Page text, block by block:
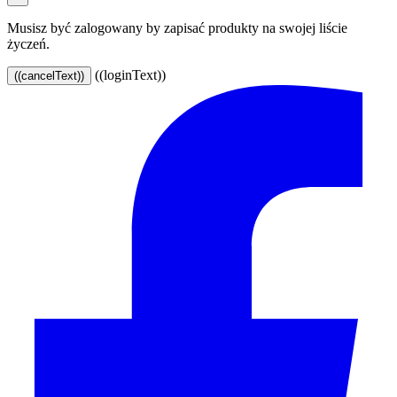
Musisz być zalogowany by zapisać produkty na swojej liście
życzeń.
((cancelText)) ((loginText))